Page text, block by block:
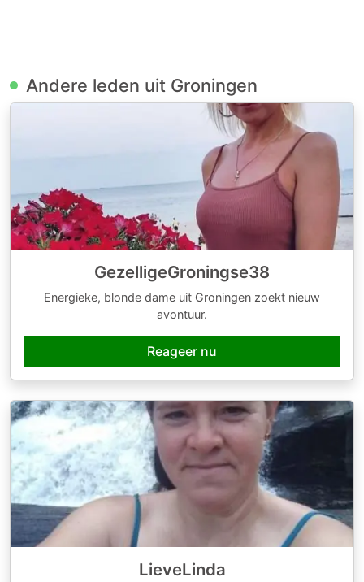
Andere leden uit Groningen
GezelligeGroningse38
Energieke, blonde dame uit Groningen zoekt nieuw
avontuur.
Reageer nu
LieveLinda